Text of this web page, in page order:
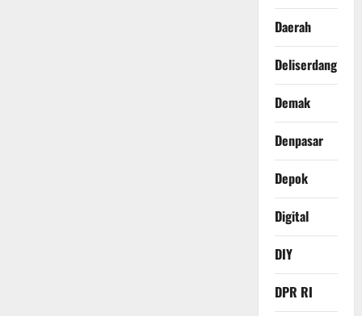
Daerah
Deliserdang
Demak
Denpasar
Depok
Digital
DIY
DPR RI